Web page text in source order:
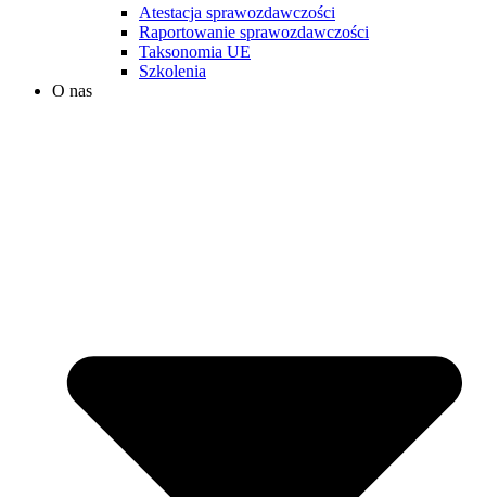
Atestacja sprawozdawczości
Raportowanie sprawozdawczości
Taksonomia UE
Szkolenia
O nas